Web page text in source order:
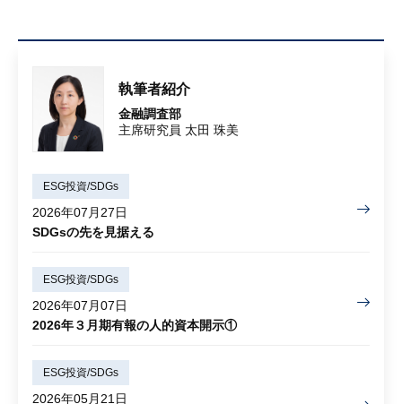
執筆者紹介
金融調査部
主席研究員 太田 珠美
ESG投資/SDGs
2026年07月27日
SDGsの先を見据える
ESG投資/SDGs
2026年07月07日
2026年３月期有報の人的資本開示①
ESG投資/SDGs
2026年05月21日